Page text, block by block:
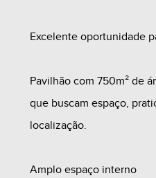
Excelente oportunidade
Pavilhão com 750m² de
que buscam espaço,
localização.
Amplo espaço interno